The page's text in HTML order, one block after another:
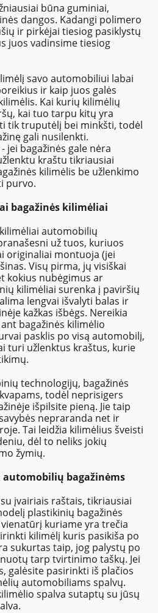
būna guminiai,
dangos. Kadangi polimero
ir pirkėjai tiesiog pasiklystų
juos vadinsime tiesiog
savo automobiliui labai
ir kaip juos galės
Kai kurių kilimėlių
kai tuo tarpu kitų yra
tik truputėlį bei minkšti, todėl
gali nusilenkti.
jei bagažinės gale nėra
kraštu tikriausiai
kilimėlis be užlenkimo
purvo.
bagažinės kilimėliai
automobilių
už tuos, kuriuos
originaliai montuoja (jei
Visų pirma, jų visiškai
kokius nubėgimus ar
kilimėliai surenka į paviršių
lengvai išvalyti balas ir
kažkas išbėgs. Nereikia
bagažinės kilimėlio
pasklis po visą automobilį,
turi užlenktus kraštus, kurie
technologijų, bagažinės
todėl neprisigers
išpilsite pieną. Jie taip
nepraranda net ir
Tai leidžia kilimėlius šveisti
dėl to neliks jokių
žymių.
bagažinėms
įvairiais raštais, tikriausiai
plastikinių bagažinės
kuriame yra trečia
kilimėlį kuris pasikiša po
sukurtas taip, jog palystų po
tarp tvirtinimo taškų. Jei
galėsite pasirinkti iš plačios
automobiliams spalvų.
spalva sutaptų su jūsų